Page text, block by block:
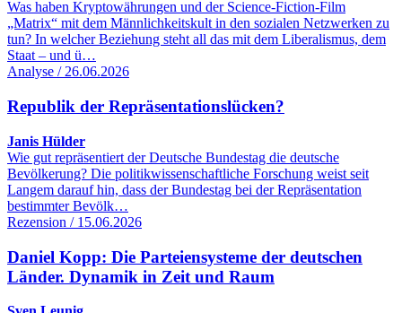
Was haben Kryptowährungen und der Science-Fiction-Film
„Matrix“ mit dem Männlichkeitskult in den sozialen Netzwerken zu
tun? In welcher Beziehung steht all das mit dem Liberalismus, dem
Staat – und ü…
Analyse / 26.06.2026
Republik der Repräsentationslücken?
Janis Hülder
Wie gut repräsentiert der Deutsche Bundestag die deutsche
Bevölkerung? Die politikwissenschaftliche Forschung weist seit
Langem darauf hin, dass der Bundestag bei der Repräsentation
bestimmter Bevölk…
Rezension / 15.06.2026
Daniel Kopp: Die Parteiensysteme der deutschen
Länder. Dynamik in Zeit und Raum